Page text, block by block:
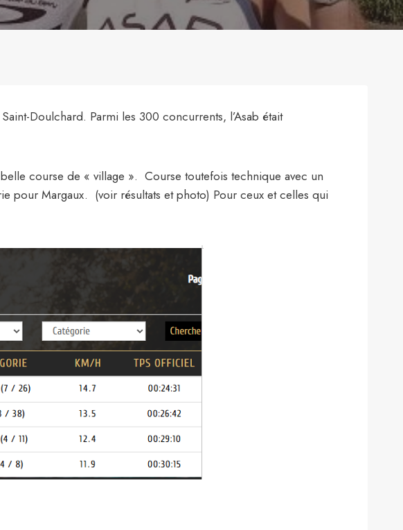
Doulchard. Parmi les 300 concurrents, l’Asab était
course de « village ». Course toutefois technique avec un
pour Margaux. (voir résultats et photo) Pour ceux et celles qui